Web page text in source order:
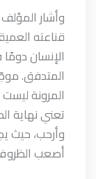
وأشار
قناعته
الإنسان
المتدفق.
المرونة
تعني نهاية
وأرحب، حيث
أصعب الظروف